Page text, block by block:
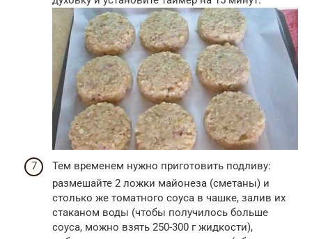
Тем временем нужно приготовить подливу:
размешайте 2 ложки майонеза (сметаны) и
столько же томатного соуса в чашке, залив их
стаканом воды (чтобы получилось больше
соуса, можно взять 250-300 г жидкости),